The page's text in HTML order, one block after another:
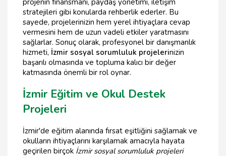
stratejileri gibi konularda rehberlik ederler. Bu
sayede, projelerinizin hem yerel ihtiyaçlara cevap
vermesini hem de uzun vadeli etkiler yaratmasını
sağlarlar. Sonuç olarak, profesyonel bir danışmanlık
hizmeti, İzmir sosyal sorumluluk projelerinizin
başarılı olmasında ve topluma kalıcı bir değer
katmasında önemli bir rol oynar.
İzmir Eğitim ve Okul Destek
Projeleri
İzmir'de eğitim alanında fırsat eşitliğini sağlamak ve
okulların ihtiyaçlarını karşılamak amacıyla hayata
geçirilen birçok İzmir sosyal sorumluluk projeleri